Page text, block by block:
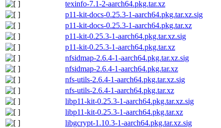
texinfo-7.1-2-aarch64.pkg.tar.xz
p11-kit-docs-0.25.3-1-aarch64.pkg.tar.xz.sig
p11-kit-docs-0.25.3-1-aarch64.pkg.tar.xz
p11-kit-0.25.3-1-aarch64.pkg.tar.xz.sig
p11-kit-0.25.3-1-aarch64.pkg.tar.xz
nfsidmap-2.6.4-1-aarch64.pkg.tar.xz.sig
nfsidmap-2.6.4-1-aarch64.pkg.tar.xz
nfs-utils-2.6.4-1-aarch64.pkg.tar.xz.sig
nfs-utils-2.6.4-1-aarch64.pkg.tar.xz
libp11-kit-0.25.3-1-aarch64.pkg.tar.xz.sig
libp11-kit-0.25.3-1-aarch64.pkg.tar.xz
libgcrypt-1.10.3-1-aarch64.pkg.tar.xz.sig